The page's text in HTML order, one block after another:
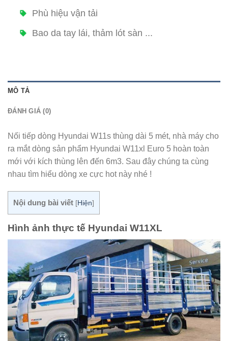
Phù hiệu vận tải
Bao da tay lái, thảm lót sàn ...
MÔ TẢ
ĐÁNH GIÁ (0)
Nối tiếp dòng Hyundai W11s thùng dài 5 mét, nhà máy cho
ra mắt dòng sản phẩm Hyundai W11xl Euro 5 hoàn toàn
mới với kích thùng lên đến 6m3. Sau đây chúng ta cùng
nhau tìm hiểu dòng xe cực hot này nhé !
Nội dung bài viết [Hiện]
Hình ảnh thực tế Hyundai W11XL